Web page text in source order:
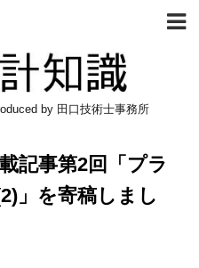
技術士事務所
記事第2回「プラ
」を寄稿しまし